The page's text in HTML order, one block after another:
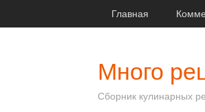
Главная
Много
Сборник кулинарных